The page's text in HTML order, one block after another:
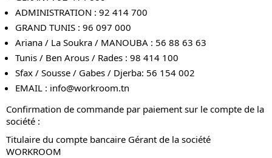
ADMINISTRATION : 92 414 700
GRAND TUNIS : 96 097 000
Ariana / La Soukra / MANOUBA : 56 88 63 63
Tunis / Ben Arous / Rades : 98 414 100
Sfax / Sousse / Gabes / Djerba: 56 154 002
EMAIL : info@workroom.tn
Confirmation de commande par paiement sur le compte de la
société :
Titulaire du compte bancaire Gérant de la société
WORKROOM